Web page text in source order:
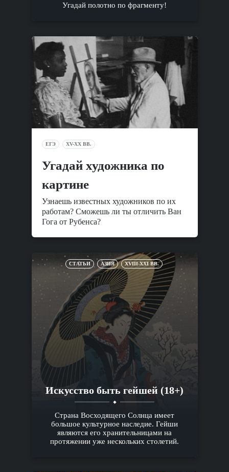
Угадай полотно по фрагменту!
ЕГЭ XV-XX ВВ.
Угадай художника по
картине
Узнаешь известных художников по их
работам? Сможешь ли ты отличить Ван
Гога от Рубенса?
СТАТЬИ АЗИЯ XVIII-XXI ВВ.
Искусство быть гейшей (18+)
Страна Восходящего Солнца имеет
большое культурное наследие. Гейши
являются его хранительницами на
протяжении уже нескольких столетий.